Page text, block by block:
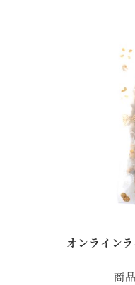
オンライン
商